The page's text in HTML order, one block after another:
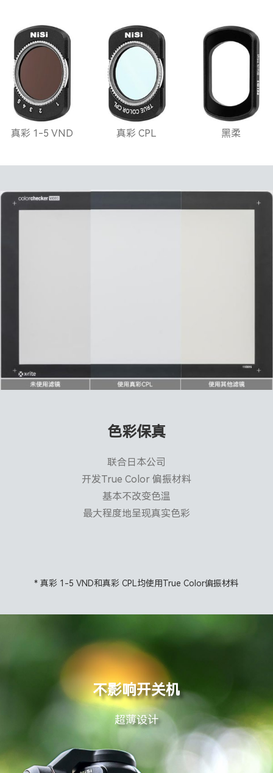
真彩 1-5 VND 真彩 CPL 黑柔
色彩保真
联合日本公司
开发True Color 偏振材料
基本不改变色温
最大程度地呈现真实色彩
* 真彩 1-5 VND和真彩 CPL均使用True Color偏振材料
不影响开关机
超薄设计